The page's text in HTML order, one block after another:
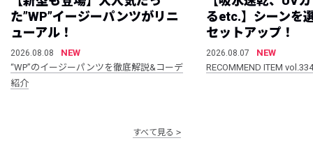
た”WP”イージーパンツがリニ
ューアル！
2026.08.08
NEW
“WP”のイージーパンツを徹底解説&コーデ
紹介
るetc.】シーンを
セットアップ！
2026.08.07
NEW
RECOMMEND ITEM vol.334
すべて見る